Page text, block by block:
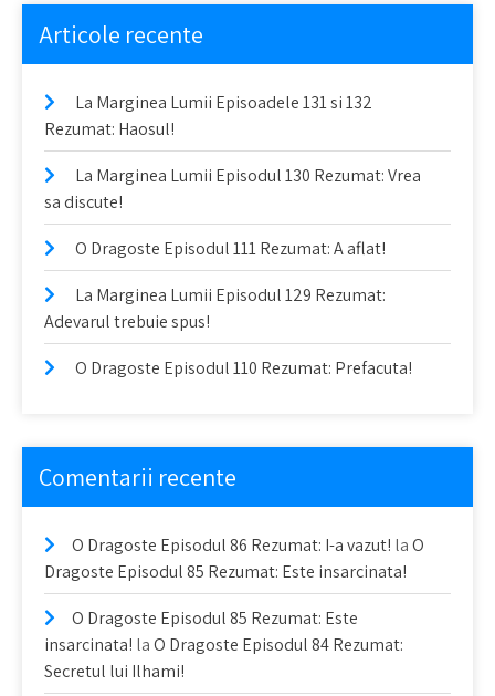
Articole recente
La Marginea Lumii Episoadele 131 si 132
Rezumat: Haosul!
La Marginea Lumii Episodul 130 Rezumat: Vrea
sa discute!
O Dragoste Episodul 111 Rezumat: A aflat!
La Marginea Lumii Episodul 129 Rezumat:
Adevarul trebuie spus!
O Dragoste Episodul 110 Rezumat: Prefacuta!
Comentarii recente
O Dragoste Episodul 86 Rezumat: I-a vazut! laO
Dragoste Episodul 85 Rezumat: Este insarcinata!
O Dragoste Episodul 85 Rezumat: Este
insarcinata! laO Dragoste Episodul 84 Rezumat:
Secretul lui Ilhami!